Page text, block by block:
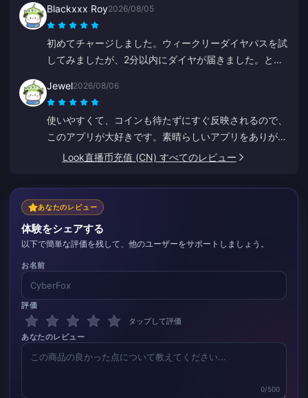
Blackxxx Roy2026/08/05
初めてチャージしました。ウィークリーダイヤパスを試
してみましたが、2分以内にダイヤが届きました。とて
Jewel2026/08/06
使いやすくて、コインも待たずにすぐ反映されるので、
このアプリが大好きです。素晴らしいアプリをありがと
うございます！
Look直播币充值 (CN) すべてのレビュー
あなたのレビュー
体験をシェアする
以下で簡単な評価を残して、他のユーザーをサポートしましょう。
お名前
評価
タップして評価
あなたのレビュー
0/500